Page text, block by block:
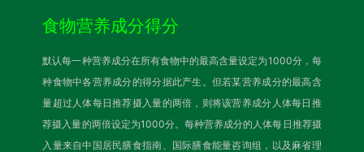
食物营养成分得分
默认每一种营养成分在所有食物中的最高含量设定为1000分，每
种食物中各营养成分的得分据此产生。但若某营养成分的最高含
量超过人体每日推荐摄入量的两倍，则将该营养成分人体每日推
荐摄入量的两倍设定为1000分。每种营养成分的人体每日推荐摄
入量来自中国居民膳食指南、国际膳食能量咨询组，以及麻省理